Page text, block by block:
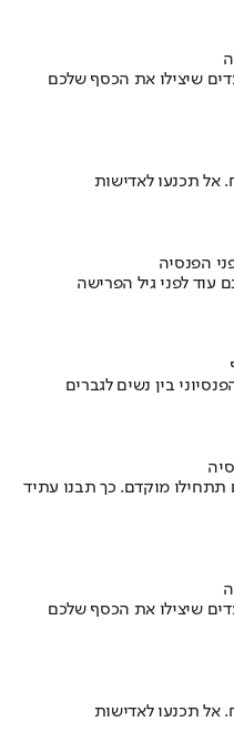
שיצילו את הכסף שלכם
אל תכנעו לאדישות
הפנסיה
עוד לפני גיל הפרישה
בין נשים לגברים
מוקדם. כך תבנו עתיד
שיצילו את הכסף שלכם
אל תכנעו לאדישות